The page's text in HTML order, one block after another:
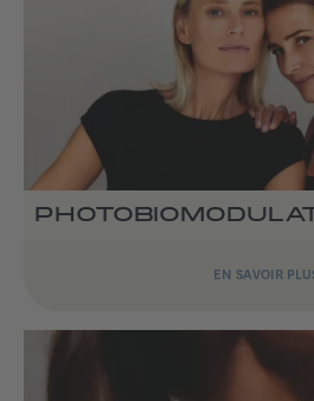
EN SAVOIR